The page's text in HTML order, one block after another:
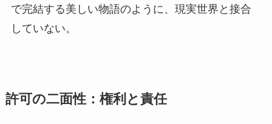
で完結する美しい物語のように、現実世界と接合
していない。
許可の二面性：権利と責任